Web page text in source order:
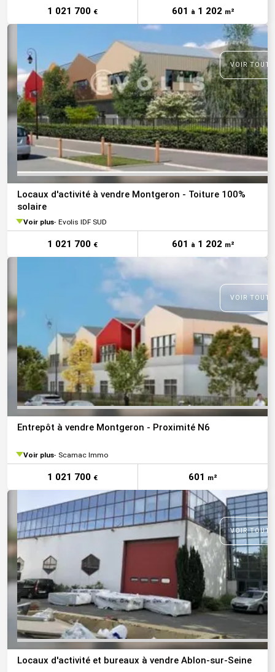
1 021 700 € 601 à1 202 m²
VOIR
Locaux d'activité à vendre Montgeron - Toiture 100%
solaire
Voir plus Evolis IDF SUD
1 021 700 € 601 à1 202 m²
VOIR
Entrepôt à vendre Montgeron - Proximité N6
Voir plus Scamac Immo
1 021 700 € 601 m²
VOIR
Locaux d'activité et bureaux à vendre Ablon-sur-Seine